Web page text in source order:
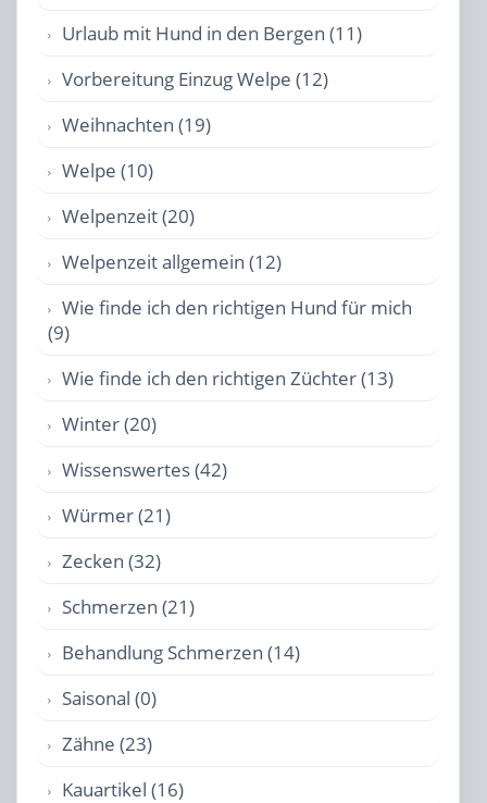
Urlaub mit Hund in den Bergen (11)
Vorbereitung Einzug Welpe (12)
Weihnachten (19)
Welpe (10)
Welpenzeit (20)
Welpenzeit allgemein (12)
Wie finde ich den richtigen Hund für mich
(9)
Wie finde ich den richtigen Züchter (13)
Winter (20)
Wissenswertes (42)
Würmer (21)
Zecken (32)
Schmerzen (21)
Behandlung Schmerzen (14)
Saisonal (0)
Zähne (23)
Kauartikel (16)